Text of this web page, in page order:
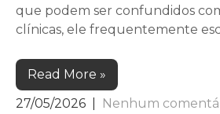
que podem ser confundidos
clínicas, ele frequentemente
Read More »
27/05/2026
Nenhum